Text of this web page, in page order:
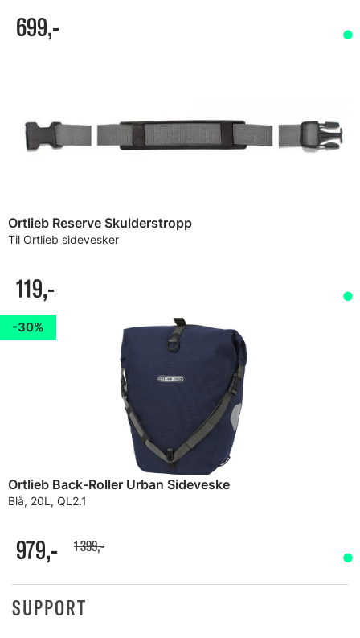
699,-
Ortlieb Reserve Skulderstropp
Til Ortlieb sidevesker
119,-
30%
Ortlieb Back-Roller Urban Sideveske
Blå, 20L, QL2.1
979,- 1 399,-
SUPPORT